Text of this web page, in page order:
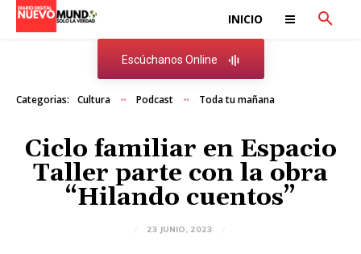
INICIO
Escúchanos Online
Categorias: Cultura Podcast Toda tu mañana
Ciclo familiar en Espacio
Taller parte con la obra
“Hilando cuentos”
23 JUNIO, 2023